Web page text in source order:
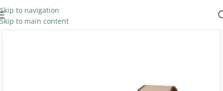
Skip to navigation
Skip to main content